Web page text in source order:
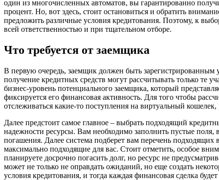
один из многочисленных автоматов, вы гарантированно
процент. Но, вот здесь, стоит остановиться и обратить
предложить различные условия кредитования. Поэтому, к
всей ответственностью и при тщательном отборе.
Что требуется от заемщика
В первую очередь, заемщик должен быть зарегистрированным
получение кредитных средств могут рассчитывать только те
бизнес-уровень потенциального заемщика, который
фиксируется его финансовая активность. Для того чтобы
отслеживаться какие-то поступления на виртуальный
Далее предстоит самое главное – выбрать подходящий
надежности ресурсы. Вам необходимо заполнить пустые
погашения. Далее система подберет вам перечень
максимально подходящие для вас. Стоит отметить, особое
планируете досрочно погасить долг, но ресурс не
может не только не оправдать ожиданий, но еще создать
условия кредитования, и тогда каждая финансовая сделка